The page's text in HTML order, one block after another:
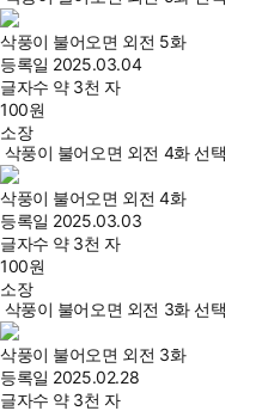
삭풍이 불어오면 외전 5화
등록일 2025.03.04
글자수 약 3천 자
100원
소장
삭풍이 불어오면 외전 4화 선택
삭풍이 불어오면 외전 4화
등록일 2025.03.03
글자수 약 3천 자
100원
소장
삭풍이 불어오면 외전 3화 선택
삭풍이 불어오면 외전 3화
등록일 2025.02.28
글자수 약 3천 자